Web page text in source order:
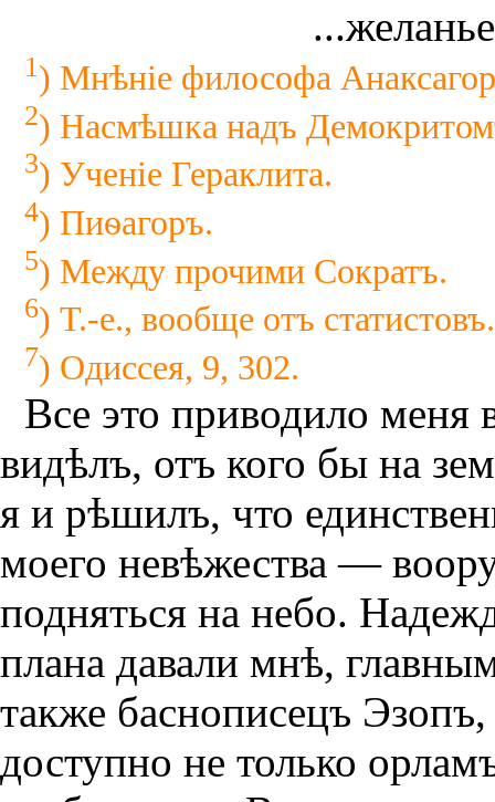
1) Мнѣнiе философа
2) Насмѣшка надъ
3) Ученiе Гераклита.
4) Пиѳагоръ.
5) Между прочими Сократъ.
6) Т.-е., вообще отъ статистовъ.
7) Одиссея, 9, 302.
Все это приводило меня
видѣлъ, отъ кого бы на
я и рѣшилъ, что
моего невѣжества —
подняться на небо.
плана давали мнѣ,
также баснописецъ
доступно не только